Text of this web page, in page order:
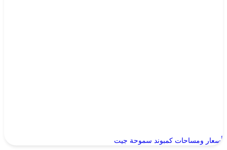
أسعار ومساحات كمبوند سموحة جيت